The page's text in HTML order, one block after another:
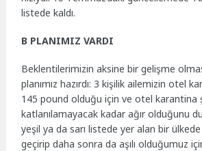
listede kaldı.
B PLANIMIZ VARDI
Beklentilerimizin aksine bir gelişme
planımız hazırdı: 3 kişilik ailemizin otel
145 pound olduğu için ve otel karantina
katlanılamayacak kadar ağır olduğunu
yeşil ya da sarı listede yer alan bir
geçirip daha sonra da aşılı olduğumuz